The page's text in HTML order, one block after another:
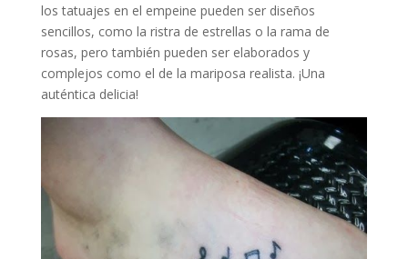
los tatuajes en el empeine pueden ser diseños
sencillos, como la ristra de estrellas o la rama de
rosas, pero también pueden ser elaborados y
complejos como el de la mariposa realista. ¡Una
auténtica delicia!